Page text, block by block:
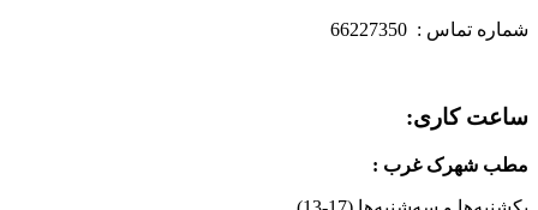
شماره تماس : 66227350
ساعت کاری:
مطب شهرک غرب :